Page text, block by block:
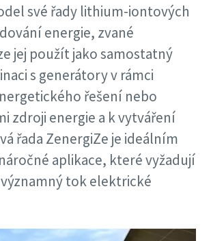
své řady lithium-iontových
energie, zvané
jej použít jako samostatný
s generátory v rámci
řešení nebo
zdroji energie a k vytváření
řada ZenergiZe je ideálním
aplikace, které vyžadují
tok elektrické